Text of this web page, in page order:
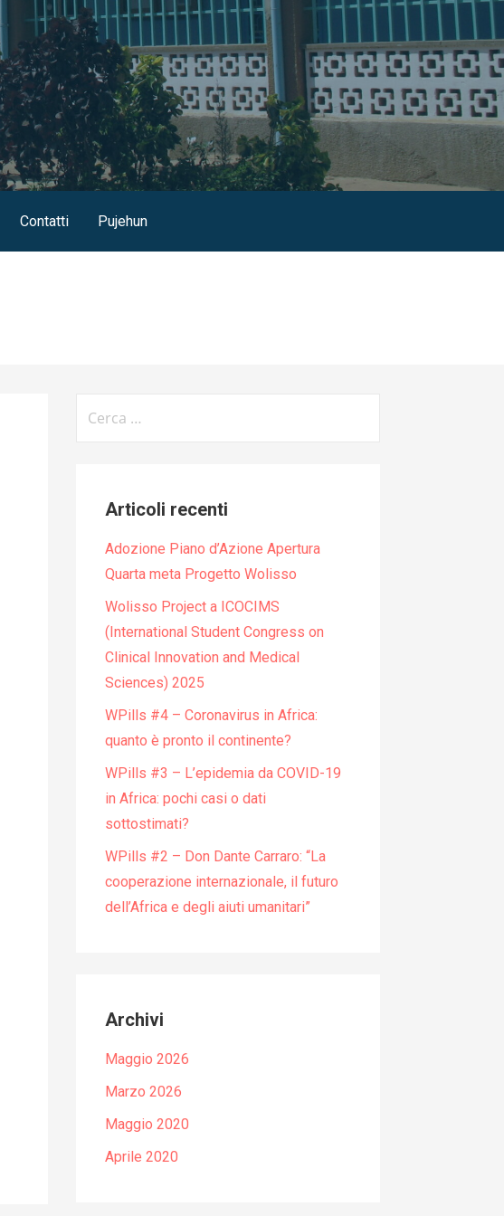
Contatti Pujehun
Articoli recenti
Adozione Piano d’Azione Apertura
Quarta meta Progetto Wolisso
Wolisso Project a ICOCIMS
(International Student Congress on
Clinical Innovation and Medical
Sciences) 2025
WPills #4 – Coronavirus in Africa:
quanto è pronto il continente?
WPills #3 – L’epidemia da COVID-19
in Africa: pochi casi o dati
sottostimati?
WPills #2 – Don Dante Carraro: “La
cooperazione internazionale, il futuro
dell’Africa e degli aiuti umanitari”
Archivi
Maggio 2026
Marzo 2026
Maggio 2020
Aprile 2020